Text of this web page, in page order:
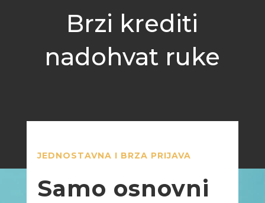
Brzi krediti
nadohvat ruke
JEDNOSTAVNA I BRZA PRIJAVA
Samo osnovni